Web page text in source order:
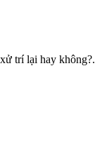
trí lại hay không?.